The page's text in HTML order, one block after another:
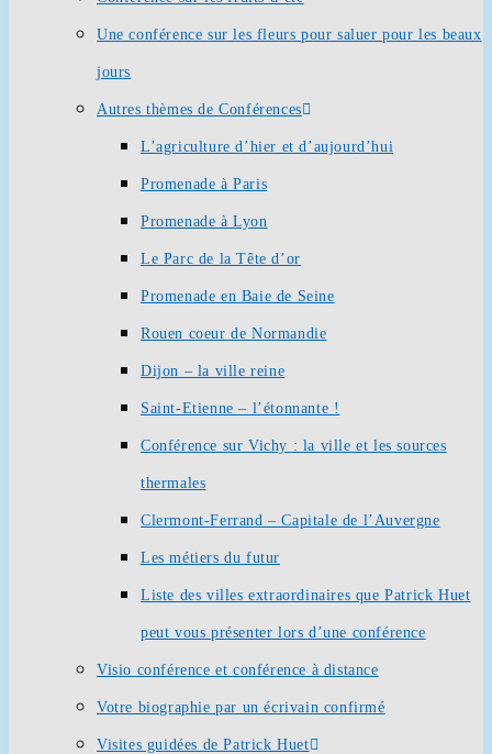
Une conférence sur les fleurs pour saluer pour les beaux
jours
Autres thèmes de Conférences
L’agriculture d’hier et d’aujourd’hui
Promenade à Paris
Promenade à Lyon
Le Parc de la Tête d’or
Promenade en Baie de Seine
Rouen coeur de Normandie
Dijon – la ville reine
Saint-Etienne – l’étonnante !
Conférence sur Vichy : la ville et les sources
thermales
Clermont-Ferrand – Capitale de l’Auvergne
Les métiers du futur
Liste des villes extraordinaires que Patrick Huet
peut vous présenter lors d’une conférence
Visio conférence et conférence à distance
Votre biographie par un écrivain confirmé
Visites guidées de Patrick Huet